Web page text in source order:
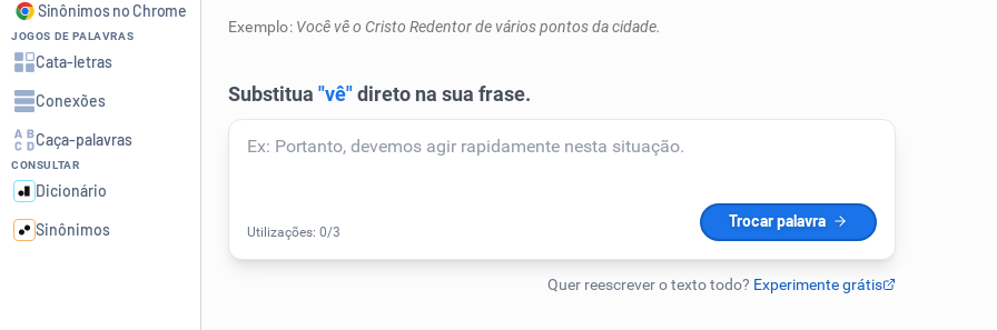
Corrigir Texto
Detector de IA
Humanizador de IA
Sinônimos no Chrome
JOGOS DE PALAVRAS
Cata-letras
Conexões
Caça-palavras
CONSULTAR
Dicionário
Sinônimos
Exemplo: Você vê o Cristo Redentor de vários pontos da cidade.